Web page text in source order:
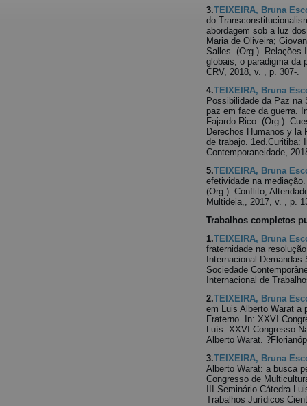
3.TEIXEIRA, Bruna
do
abordagem sob a luz
Maria de Oliveira;
Salles. (Org.). Relações
globais, o paradigma da
CRV, 2018, v. , p. 307-.
4.TEIXEIRA, Bruna
Possibilidade da Paz na
paz em face da guerra.
Fajardo Rico. (Org.).
Derechos Humanos y la
de trabajo. 1ed.Curitiba:
Contemporaneidade,
5.TEIXEIRA, Bruna
efetividade na
(Org.). Conflito,
Multideia,, 2017, v. , p.
Trabalhos completos
1.TEIXEIRA, Bruna
fraternidade na
Internacional
Sociedade
Internacional de
2.TEIXEIRA, Bruna
em Luis Alberto Warat a
Fraterno. In: XXVI
Luís. XXVI Congresso
Alberto Warat.
3.TEIXEIRA, Bruna
Alberto Warat: a busca
Congresso de
III Seminário Cátedra
Trabalhos Jurídicos